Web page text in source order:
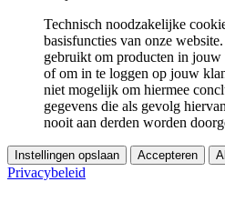
Technisch noodzakelijke
basisfuncties van onze
gebruikt om producten in
of om in te loggen op jouw
niet mogelijk om hiermee
gegevens die als gevolg
nooit aan derden worden
Instellingen opslaan Accepteren
Privacybeleid